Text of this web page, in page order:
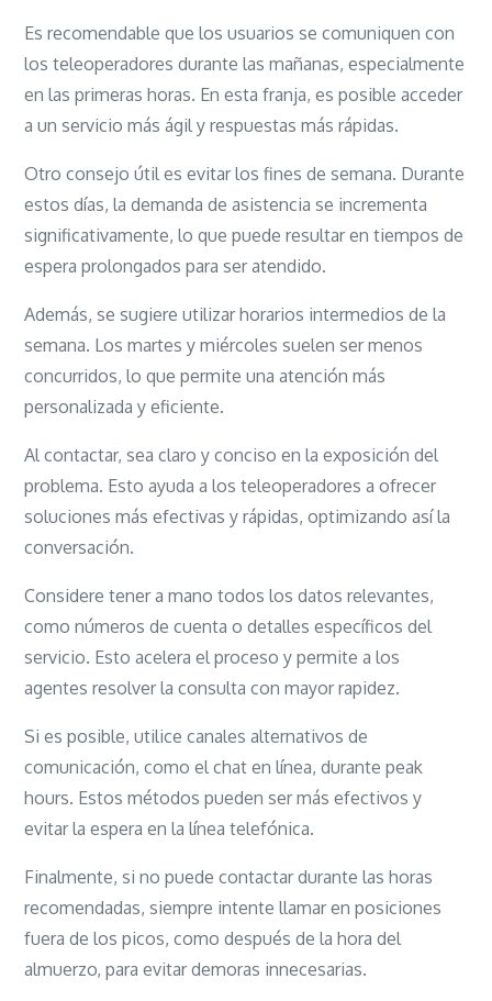
Es recomendable que los usuarios se comuniquen con
los teleoperadores durante las mañanas, especialmente
en las primeras horas. En esta franja, es posible acceder
a un servicio más ágil y respuestas más rápidas.
Otro consejo útil es evitar los fines de semana. Durante
estos días, la demanda de asistencia se incrementa
significativamente, lo que puede resultar en tiempos de
espera prolongados para ser atendido.
Además, se sugiere utilizar horarios intermedios de la
semana. Los martes y miércoles suelen ser menos
concurridos, lo que permite una atención más
personalizada y eficiente.
Al contactar, sea claro y conciso en la exposición del
problema. Esto ayuda a los teleoperadores a ofrecer
soluciones más efectivas y rápidas, optimizando así la
conversación.
Considere tener a mano todos los datos relevantes,
como números de cuenta o detalles específicos del
servicio. Esto acelera el proceso y permite a los
agentes resolver la consulta con mayor rapidez.
Si es posible, utilice canales alternativos de
comunicación, como el chat en línea, durante peak
hours. Estos métodos pueden ser más efectivos y
evitar la espera en la línea telefónica.
Finalmente, si no puede contactar durante las horas
recomendadas, siempre intente llamar en posiciones
fuera de los picos, como después de la hora del
almuerzo, para evitar demoras innecesarias.